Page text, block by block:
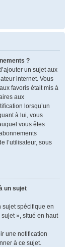
?
un sujet aux
internet. Vous
favoris était mis à
aux
lorsqu’un
à lui, vous
vous êtes
l’utilisateur, sous
un sujet
sujet spécifique en
», situé en haut
une notification
à ce sujet.